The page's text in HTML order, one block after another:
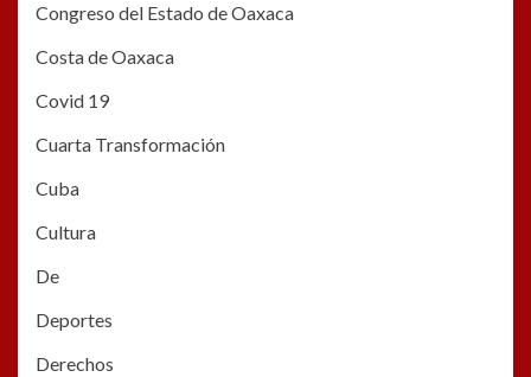
Congreso del Estado de Oaxaca
Costa de Oaxaca
Covid 19
Cuarta Transformación
Cuba
Cultura
De
Deportes
Derechos